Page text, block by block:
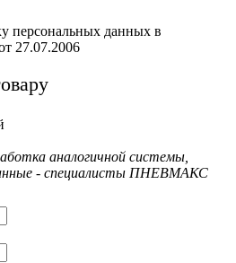
персональных данных в
27.07.2006
аналогичной системы,
- специалисты ПНЕВМАКС